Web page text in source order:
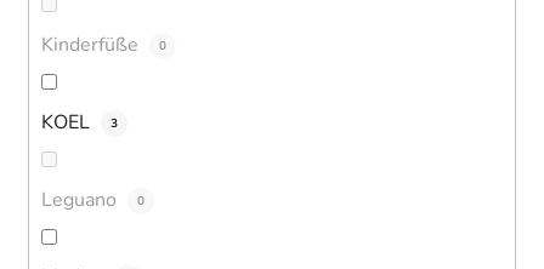
Kinderfüße 0
KOEL 3
Leguano 0